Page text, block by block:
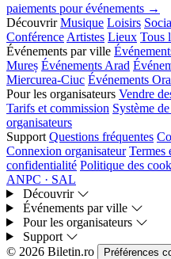
paiements pour événements →
Découvrir Musique Loisirs
Conférence Artistes Lieux Tous
Événements par ville
Mureș Événements Arad
Miercurea-Ciuc Événements
Pour les organisateurs Vendre
Tarifs et commission Système
organisateurs
Support Questions fréquentes
Connexion organisateur Termes
confidentialité Politique des
ANPC · SAL
Découvrir
Événements par ville
Pour les organisateurs
Support
© 2026 Biletin.ro
Préférences